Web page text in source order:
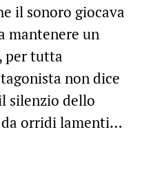
il sonoro giocava
mantenere un
per tutta
non dice
silenzio dello
da orridi lamenti…